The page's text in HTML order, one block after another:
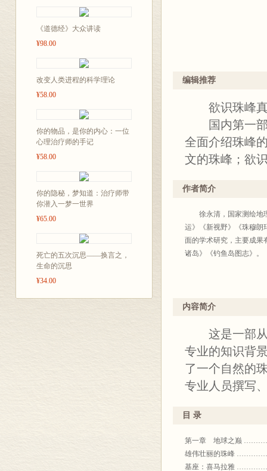
《道德经》大众讲读
¥98.00
改变人类进程的科学理论
¥58.00
你的物品，是你的内心：一位
心理治疗师的手记
¥58.00
你的隐秘，梦知道：治疗师带
你潜入一梦一世界
¥65.00
死亡的五次沉思——换言之，
生命的沉思
¥34.00
编辑推荐
欲识珠峰真
国内第一部
全面介绍珠峰
文的珠峰；欲
作者简介
徐永清，国家测绘地理
运》《新视野》《珠穆朗
面的学术研究，主要成果
诸岛》《钓鱼岛图志》。
内容简介
这是一部从
专业的知识背
了一个自然的
专业人员撰写
目 录
第一章 地球之巅
雄伟壮丽的珠峰
基座：喜马拉雅